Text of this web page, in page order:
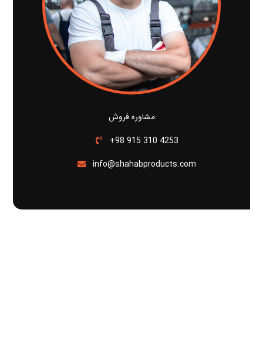
مشاوره فروش
+98 915 310 4253
info@shahabproducts.com